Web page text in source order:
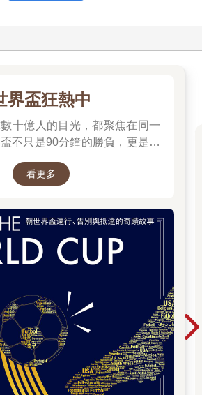
界盃狂熱中
十億人的目光，都聚焦在同一
不只是90分鐘的勝負，更是一
都凝聚無數汗水；每一支國家
開始愛上足球，都能在這裡找
刻。把世界帶回家，讓閱讀與
夏最精彩的每一天。
看更多